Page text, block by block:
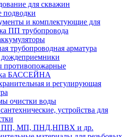
для скважин
подводки
и комплектующие для
ПП трубопровода
трубопроводная арматура
БАССЕЙНА
и регулирующая
очистки воды
устройства для
ПП, МП, ПНД,НПВХ и др.